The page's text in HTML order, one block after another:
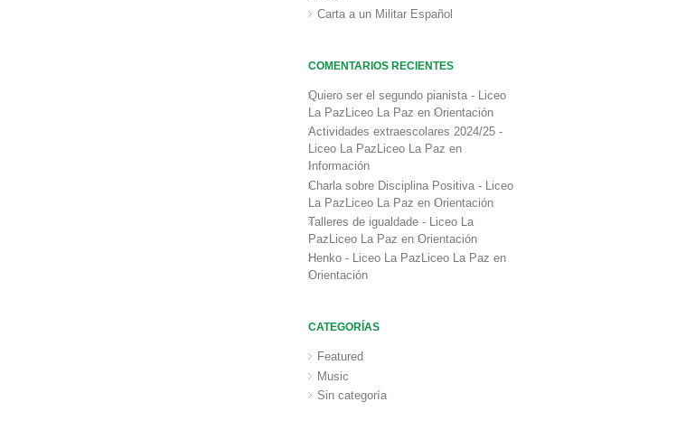
Carta a un Militar Español
COMENTARIOS RECIENTES
Quiero ser el segundo pianista - Liceo
La PazLiceo La Paz enOrientación
Actividades extraescolares 2024/25 -
Liceo La PazLiceo La Paz en
Información
Charla sobre Disciplina Positiva - Liceo
La PazLiceo La Paz enOrientación
Talleres de igualdade - Liceo La
PazLiceo La Paz enOrientación
Henko - Liceo La PazLiceo La Paz en
Orientación
CATEGORÍAS
Featured
Music
Sin categoría